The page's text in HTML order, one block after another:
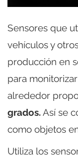
Sensores que
vehículos y
producción en
para
alrededor
grados.Así se
como objetos
Utiliza los